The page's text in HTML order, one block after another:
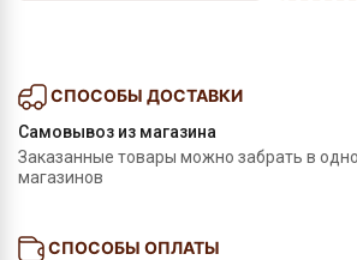
СПОСОБЫ ДОСТАВКИ
Самовывоз из магазина
Заказанные товары можно забрать в
магазинов
СПОСОБЫ ОПЛАТЫ